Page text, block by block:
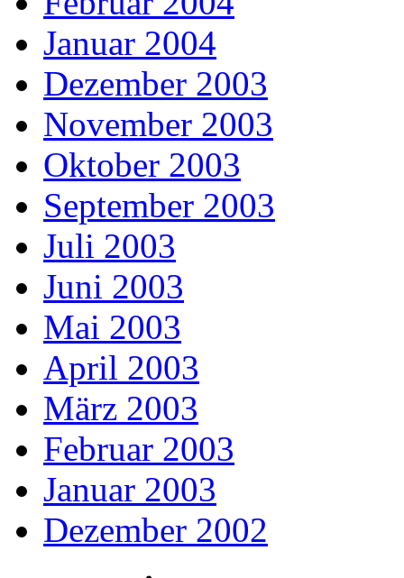
Januar 2004
Dezember 2003
November 2003
Oktober 2003
September 2003
Juli 2003
Juni 2003
Mai 2003
April 2003
März 2003
Februar 2003
Januar 2003
Dezember 2002